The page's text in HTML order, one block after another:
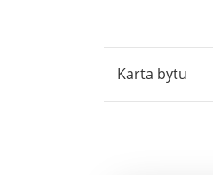
Karta bytu